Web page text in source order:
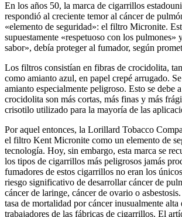
En los años 50, la marca de cigarrillos
respondió al creciente temor al cáncer de
«elemento de seguridad»: el filtro Micronite.
supuestamente «respetuoso con los pulmones»
sabor», debía proteger al fumador, según
Los filtros consistían en fibras de crocidolita,
como amianto azul, en papel crepé arrugado.
amianto especialmente peligroso. Esto se debe
crocidolita son más cortas, más finas y más
crisotilo utilizado para la mayoría de las
Por aquel entonces, la Lorillard Tobacco
el filtro Kent Micronite como un elemento de
tecnología. Hoy, sin embargo, esta marca se
los tipos de cigarrillos más peligrosos jamás
fumadores de estos cigarrillos no eran los
riesgo significativo de desarrollar cáncer de
cáncer de laringe, cáncer de ovario o
tasa de mortalidad por cáncer inusualmente alta
trabajadores de las fábricas de cigarrillos. El